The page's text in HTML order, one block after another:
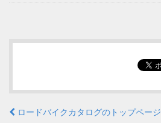
ロードバイクカタログのトップページ